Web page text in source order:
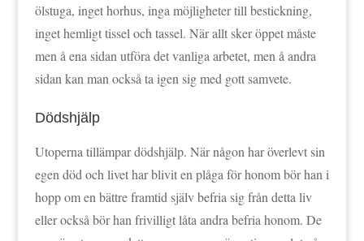
ölstuga, inget horhus, inga möjligheter till bestickning,
inget hemligt tissel och tassel. När allt sker öppet måste
men å ena sidan utföra det vanliga arbetet, men å andra
sidan kan man också ta igen sig med gott samvete.
Dödshjälp
Utoperna tillämpar dödshjälp. När någon har överlevt sin
egen död och livet har blivit en plåga för honom bör han i
hopp om en bättre framtid själv befria sig från detta liv
eller också bör han frivilligt låta andra befria honom. De